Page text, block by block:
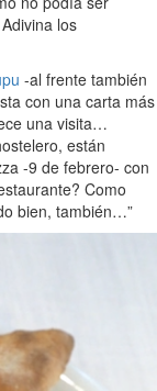
los
-al frente también
con una carta más
una visita…
están
-9 de febrero- con
Como
bien, también…”